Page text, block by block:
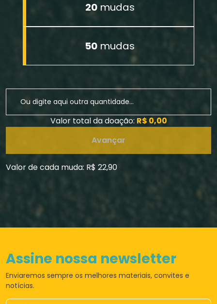
20mudas
50 mudas
Valor total da doação: R$ 0,00
Avançar
Valor de cada muda: R$ 22,90
Assine nossa newsletter
Enviaremos sempre os melhores materiais, convites e
notícias.